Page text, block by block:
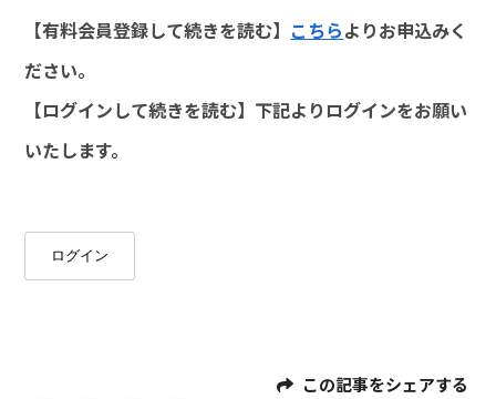
【有料会員登録して続きを読む】 こちらよりお申込みく
ださい。
【ログインして続きを読む】下記よりログインをお願い
いたします。
ログイン
この記事をシェアする